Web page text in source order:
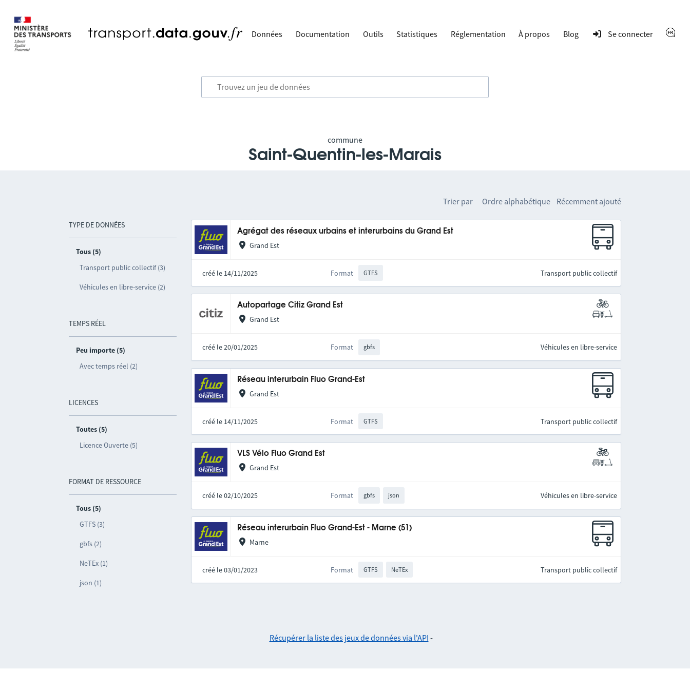
Données Documentation Outils Statistiques Réglementation À propos Blog Se connecter
commune
Saint-Quentin-les-Marais
TYPE DE DONNÉES
Tous (5)
Transport public collectif (3)
Véhicules en libre-service (2)
TEMPS RÉEL
Peu importe (5)
Avec temps réel (2)
LICENCES
Toutes (5)
Licence Ouverte (5)
FORMAT DE RESSOURCE
Tous (5)
GTFS (3)
gbfs (2)
NeTEx (1)
json (1)
Trier par Ordre alphabétique Récemment ajouté
Agrégat des réseaux urbains et interurbains du Grand Est
Grand Est
créé le 14/11/2025 Format GTFS Transport public collectif
Autopartage Citiz Grand Est
Grand Est
créé le 20/01/2025 Format gbfs Véhicules en libre-service
Réseau interurbain Fluo Grand-Est
Grand Est
créé le 14/11/2025 Format GTFS Transport public collectif
VLS Vélo Fluo Grand Est
Grand Est
créé le 02/10/2025 Format gbfs json Véhicules en libre-service
Réseau interurbain Fluo Grand-Est - Marne (51)
Marne
créé le 03/01/2023 Format GTFS NeTEx Transport public collectif
Récupérer la liste des jeux de données via l'API -